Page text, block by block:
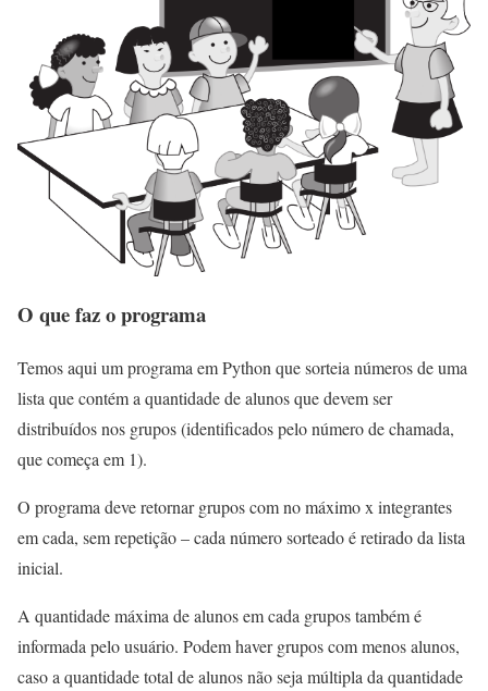
O que faz o programa
Temos aqui um programa em Python que sorteia números de uma
lista que contém a quantidade de alunos que devem ser
distribuídos nos grupos (identificados pelo número de chamada,
que começa em 1).
O programa deve retornar grupos com no máximo x integrantes
em cada, sem repetição – cada número sorteado é retirado da lista
inicial.
A quantidade máxima de alunos em cada grupos também é
informada pelo usuário. Podem haver grupos com menos alunos,
caso a quantidade total de alunos não seja múltipla da quantidade